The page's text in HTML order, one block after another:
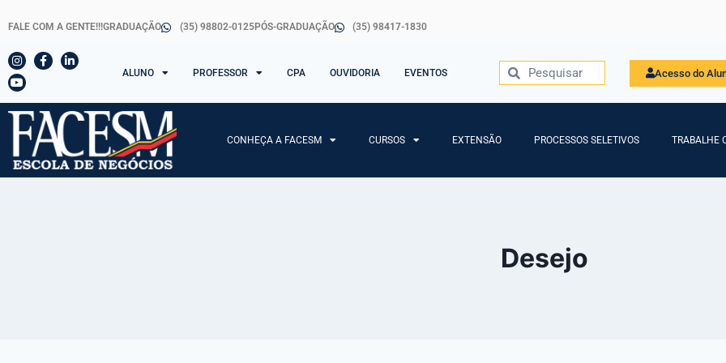
FALE COM A GENTE!!!GRADUAÇÃO (35) 98802-0125PÓS-GRADUAÇÃO (35) 98417-1830
ALUNO PROFESSOR CPA OUVIDORIA EVENTOS Acesso do
CONHEÇA A FACESM CURSOS EXTENSÃO PROCESSOS SELETIVOS TRABALHE
Desejo